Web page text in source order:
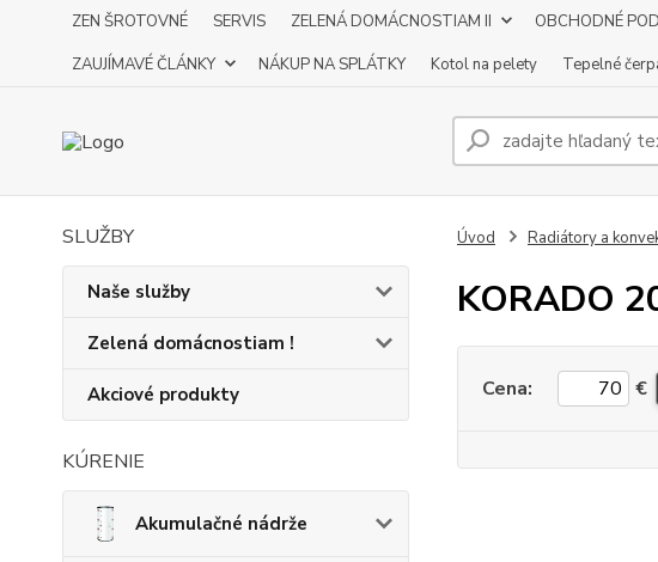
ZEN ŠROTOVNÉ SERVIS ZELENÁ DOMÁCNOSTIAM II OBCHODNÉ
ZAUJÍMAVÉ ČLÁNKY
NÁKUP NA SPLÁTKY Kotol na pelety Tepelné
SLUŽBY
Naše služby
Zelená domácnostiam !
Akciové produkty
KÚRENIE
Akumulačné nádrže
Úvod Radiátory a
KORADO
Cena: €